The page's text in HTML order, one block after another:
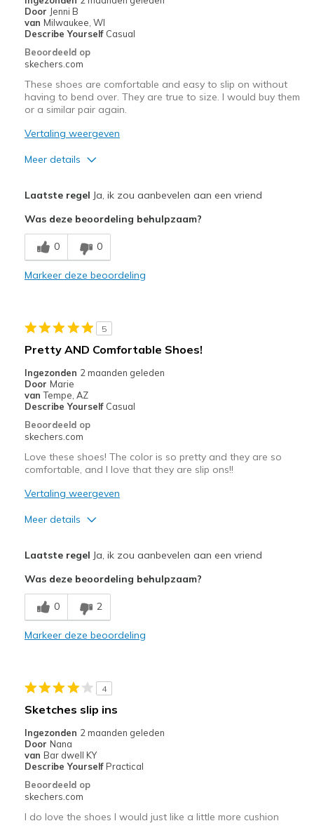
van
de
Door Jenni B
van Milwaukee, WI
Describe Yourself Casual
Beoordeeld op
skechers.com
These shoes are comfortable and easy to slip on without
having to bend over. They are true to size. I would buy them
or a similar pair again.
Vertaling weergeven
Meer details
Breathe Well
Comfortable
Travel
Width
Sizing
View On Shoes
Shoes are for Wearing
Laatste regel Ja, ik zou aanbevelen aan een vriend
Was deze beoordeling behulpzaam?
0 0
Markeer deze beoordeling
5
Pretty AND Comfortable Shoes!
Ingezonden 2 maanden geleden
Door Marie
van Tempe, AZ
Describe Yourself Casual
Beoordeeld op
skechers.com
Love these shoes! The color is so pretty and they are so
comfortable, and I love that they are slip ons!!
Vertaling weergeven
Meer details
Breathe Well
Comfortable
Casual Wear
Width
Sizing
Feels true to size
View On Shoes
Laatste regel Ja, ik zou aanbevelen aan een vriend
Was deze beoordeling behulpzaam?
0 2
Markeer deze beoordeling
4
Sketches slip ins
Ingezonden 2 maanden geleden
Door Nana
van Bar dwell KY
Describe Yourself Practical
Beoordeeld op
skechers.com
I do love the shoes I would just like a little more cushion